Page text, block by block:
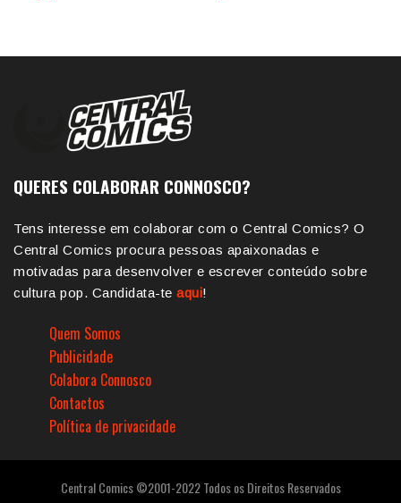
QUERES COLABORAR CONNOSCO?
Tens interesse em colaborar com o Central Comics? O
Central Comics procura pessoas apaixonadas e
motivadas para desenvolver e escrever conteúdo sobre
cultura pop. Candidata-te aqui!
Quem Somos
Publicidade
Colabora Connosco
Contactos
Política de privacidade
Central Comics ©2001-2022 Todos os Direitos Reservados